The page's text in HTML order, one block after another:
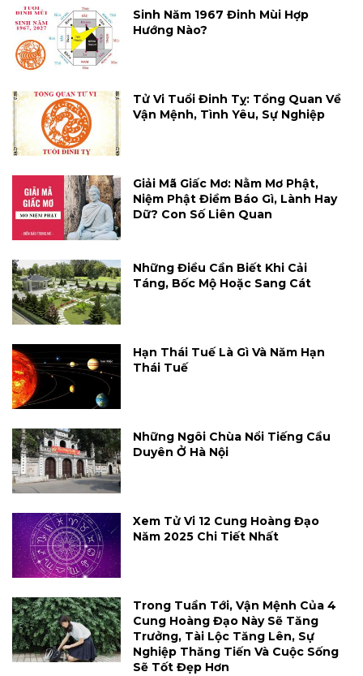
Sinh Năm 1967 Đinh Mùi Hợp
Hướng Nào?
Tử Vi Tuổi Đinh Tỵ: Tổng Quan Về
Vận Mệnh, Tình Yêu, Sự Nghiệp
Giải Mã Giấc Mơ: Nằm Mơ Phật,
Niệm Phật Điềm Báo Gì, Lành Hay
Dữ? Con Số Liên Quan
Những Điều Cần Biết Khi Cải
Táng, Bốc Mộ Hoặc Sang Cát
Hạn Thái Tuế Là Gì Và Năm Hạn
Thái Tuế
Những Ngôi Chùa Nổi Tiếng Cầu
Duyên Ở Hà Nội
Xem Tử Vi 12 Cung Hoàng Đạo
Năm 2025 Chi Tiết Nhất
Trong Tuần Tới, Vận Mệnh Của 4
Cung Hoàng Đạo Này Sẽ Tăng
Trưởng, Tài Lộc Tăng Lên, Sự
Nghiệp Thăng Tiến Và Cuộc Sống
Sẽ Tốt Đẹp Hơn